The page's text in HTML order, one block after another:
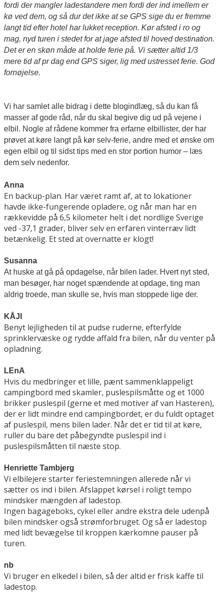
fordi der mangler ladestandere men fordi der ind imellem er
kø ved dem, og så dur det ikke at se GPS sige du er fremme
langt tid efter hotel har lukket reception. Kør afsted i ro og
mag, nyd turen i stedet for at jage afsted til hoved destination.
Det er en skøn måde at holde ferie på. Vi sætter altid 1/3
mere tid af pr dag end GPS siger, lig med ustresset ferie. God
fornøjelse.
Vi har samlet alle bidrag i dette blogindlæg, så du kan få
masser af gode råd, når du skal begive dig ud på vejene i
elbil. Nogle af rådene kommer fra erfarne elbillister, der har
prøvet at køre langt på kør selv-ferie, andre med et ønske om
egen elbil og til sidst tips med en stor portion humor – læs
dem selv nedenfor.
Anna
En backup-plan. Har været ramt af, at to lokationer
havde ikke-fungerende opladere, og når man har en
rækkevidde på 6,5 kilometer helt i det nordlige Sverige
ved -37,1 grader, bliver selv en erfaren vinterræv lidt
betænkelig. Et sted at overnatte er klogt!
Susanna
At huske at gå på opdagelse, når bilen lader. Hvert nyt sted,
man besøger, har noget spændende at opdage, ting man
aldrig troede, man skulle se, hvis man stoppede lige der.
KÅJI
Benyt lejligheden til at pudse ruderne, efterfylde
sprinklervæske og rydde affald fra bilen, når du venter på
opladning.
LEnA
Hvis du medbringer et lille, pænt sammenklappeligt
campingbord med skamler, puslespilsmåtte og et 1000
brikker puslespil (gerne et med motiver af van Hasteren),
der er lidt mindre end campingbordet, er du fuldt optaget
af puslespil, mens bilen lader. Når det er tid til at køre,
ruller du bare det påbegyndte puslespil ind i
puslespilsmåtten til næste stop.
Henriette Tambjerg
Vi elbilejere starter feriestemningen allerede når vi
sætter os ind i bilen. Afslappet kørsel i roligt tempo
mindsker mængden af ladestop.
Ingen bagageboks, cykel eller andre ekstra dele udenpå
bilen mindsker også strømforbruget. Og så er ladestop
med lidt bevægelse til kroppen kærkomne pauser på
turen.
nb
Vi bruger en elkedel i bilen, så der altid er frisk kaffe til
ladestop.